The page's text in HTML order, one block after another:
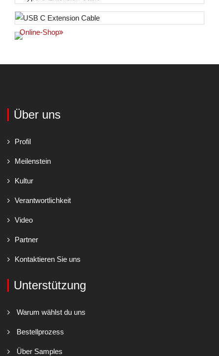
Online-Shop
Über uns
Profil
Meilenstein
Kultur
Verantwortlichkeit
Video
Partner
Kontaktieren Sie uns
Unterstützung
Warum wählst du uns
Bestellprozess
Über Samples